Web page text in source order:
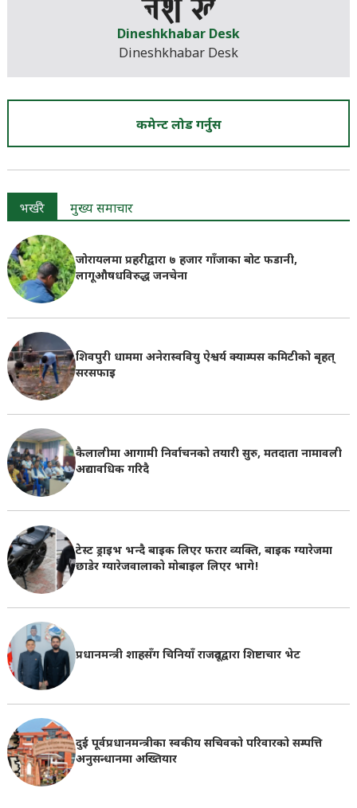
Dineshkhabar Desk
Dineshkhabar Desk
कमेन्ट लोड गर्नुस
भर्खरै मुख्य समाचार
जोरायलमा प्रहरीद्वारा ७ हजार गाँजाका बोट फडानी,
लागूऔषधविरुद्ध जनचेना
शिवपुरी धाममा अनेरास्ववियु ऐश्वर्य क्याम्पस कमिटीको बृहत्
सरसफाइ
कैलालीमा आगामी निर्वाचनको तयारी सुरु, मतदाता नामावली
अद्यावधिक गरिदै
टेस्ट ड्राइभ भन्दै बाइक लिएर फरार व्यक्ति, बाइक ग्यारेजमा
छाडेर ग्यारेजवालाकाे मोबाइल लिएर भागे!
प्रधानमन्त्री शाहसँग चिनियाँ राजदूतद्वारा शिष्टाचार भेट
दुई पूर्वप्रधानमन्त्रीका स्वकीय सचिवको परिवारको सम्पत्ति
अनुसन्धानमा अख्तियार